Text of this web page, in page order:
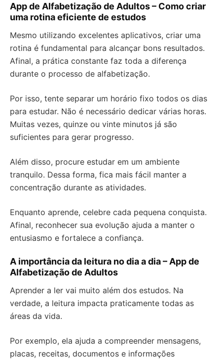
App de Alfabetização de Adultos – Como criar
uma rotina eficiente de estudos
Mesmo utilizando excelentes aplicativos, criar uma
rotina é fundamental para alcançar bons resultados.
Afinal, a prática constante faz toda a diferença
durante o processo de alfabetização.
Por isso, tente separar um horário fixo todos os dias
para estudar. Não é necessário dedicar várias horas.
Muitas vezes, quinze ou vinte minutos já são
suficientes para gerar progresso.
Além disso, procure estudar em um ambiente
tranquilo. Dessa forma, fica mais fácil manter a
concentração durante as atividades.
Enquanto aprende, celebre cada pequena conquista.
Afinal, reconhecer sua evolução ajuda a manter o
entusiasmo e fortalece a confiança.
A importância da leitura no dia a dia – App de
Alfabetização de Adultos
Aprender a ler vai muito além dos estudos. Na
verdade, a leitura impacta praticamente todas as
áreas da vida.
Por exemplo, ela ajuda a compreender mensagens,
placas, receitas, documentos e informações